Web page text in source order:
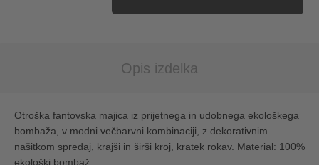
Opis izdelka
Otroška fantovska majica iz prijetnega in udobnega ekološkega
bombaža, v modni večbarvni kombinaciji, z dekorativnim
našitkom spredaj, krajši in širši kroj, kratek rokav. Material: 100%
ekološki bombaž